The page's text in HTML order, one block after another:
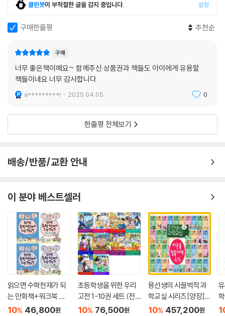
클린봇이 부적절한 글을 감지 중입니다. 설정
구매한줄평 추천순
구매
너무 좋은책이예요~ 함께주신 상품권과 책들도 아이에게 유용할
책들이네요 너무 감사합니다
a*********l 2025.04.05. 0
한줄평 전체보기
배송/반품/교환 안내
이 분야 베스트셀러
읽으면 수학천재가 되
는 만화책+워크북 초
등 A+B 세트 (전 4권)
10% 46,800원
초등학생을 위한 우리
고전 1-10권 세트 (전 1
0권)
10% 76,500원
용선생의 시끌벅적 과
학교실 시리즈[양장]1
-40권 최신개정판=오
10% 457,200원